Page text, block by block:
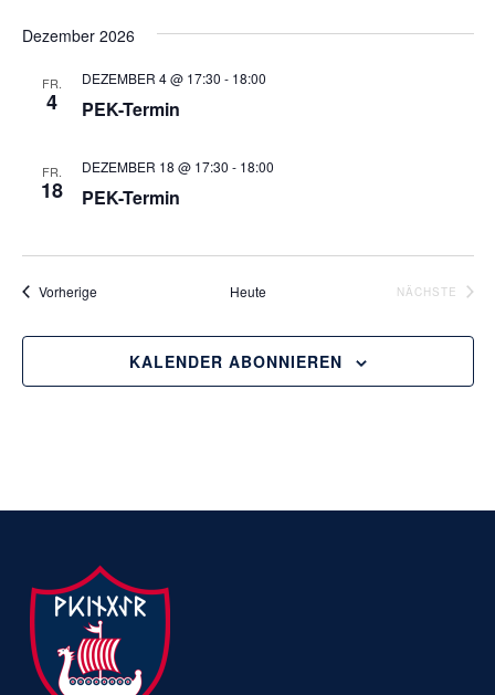
Dezember 2026
FR.
4 PEK-Termin
DEZEMBER 4 @ 17:30 - 18:00
FR.
18 PEK-Termin
DEZEMBER 18 @ 17:30 - 18:00
VorherigeVeranstaltungen Heute NÄCHSTE
KALENDER ABONNIEREN